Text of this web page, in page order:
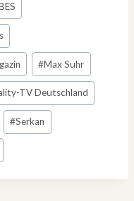
#Max Suhr
TV Deutschland
#Serkan